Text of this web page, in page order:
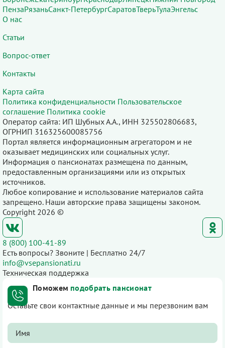
ПензаРязаньСанкт-ПетербургСаратовТверьТулаЭнгельс
О нас
Статьи
Вопрос-ответ
Контакты
Карта сайта
Политика конфиденциальности Пользовательское
соглашение Политика cookie
Оператор сайта: ИП Шубных А.А., ИНН 325502806683,
ОГРНИП 316325600085756
Портал является информационным агрегатором и не
оказывает медицинских или социальных услуг.
Информация о пансионатах размещена по данным,
предоставленным организациями или из открытых
источников.
Любое копирование и использование материалов сайта
запрещено. Наши авторские права защищены законом.
Copyright 2026 ©
8 (800) 100-41-89
Есть вопросы? Звоните | Бесплатно 24/7
info@vsepansionati.ru
Техническая поддержка
Поможем подобрать пансионат
Оставьте свои контактные данные и мы перезвоним вам